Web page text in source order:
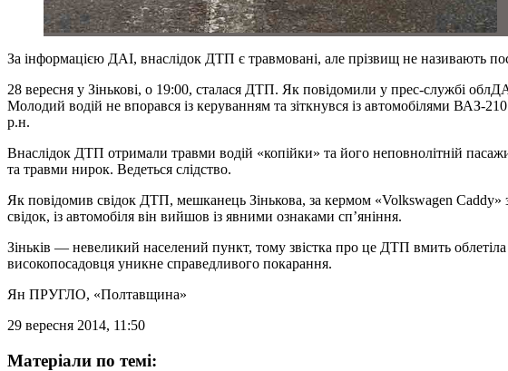
За інформацією ДАІ, внаслідок ДТП є травмовані, але прізвищ не називають
28 вересня у Зінькові, о 19:00, сталася ДТП. Як повідомили у прес-службі
Молодий водій не впорався із керуванням та зіткнувся із автомобілями ВАЗ-
р.н.
Внаслідок ДТП отримали травми водій «копійки» та його неповнолітній
та травми нирок. Ведеться слідство.
Як повідомив свідок ДТП, мешканець Зінькова, за кермом «Volkswagen
свідок, із автомобіля він вийшов із явними ознаками сп’яніння.
Зіньків — невеликий населений пункт, тому звістка про це ДТП вмить
високопосадовця уникне справедливого покарання.
Ян ПРУГЛО, «Полтавщина»
29 вересня 2014, 11:50
Матеріали по темі: